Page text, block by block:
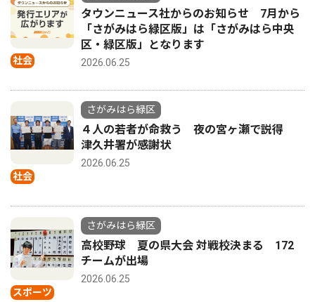
社会
タウンニュース社からのお知らせ 7月から
「さがみはら緑区版」は「さがみはら中央
区・緑区版」となります
2026.06.25
社会
さがみはら緑区
４人の若者が命救う 夜の宮ヶ瀬で説得
津久井署が感謝状
2026.06.25
スポーツ
さがみはら緑区
高校野球 夏の県大会 対戦校決まる 172
チームが出場
2026.06.25